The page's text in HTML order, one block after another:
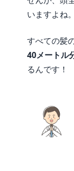
いますよね。
すべての髪
40メートル
るんです！